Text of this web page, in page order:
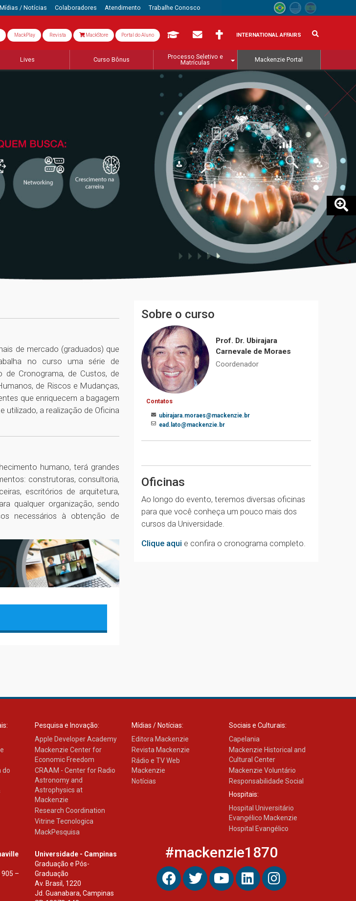
Mídias / Notícias Colaboradores Atendimento Trabalhe Conosco
MackPlay Revista MackStore Portal do Aluno INTERNATIONAL AFFAIRS
Lives Curso Bônus
Processo Seletivo e
Matrículas
Mackenzie Portal
de mercado (graduados) que
no curso uma série de
Cronograma, de Custos, de
de Riscos e Mudanças,
que enriquecem a bagagem
utilizado, a realização de Oficina
humano, terá grandes
construtoras, consultoria,
escritórios de arquitetura,
qualquer organização, sendo
necessários à obtenção de
Sobre o curso
Prof. Dr. Ubirajara
Carnevale de Moraes
Coordenador
Contatos
ubirajara.moraes@mackenzie.br
ead.lato@mackenzie.br
Oficinas
Ao longo do evento, teremos diversas oficinas
para que você conheça um pouco mais dos
cursos da Universidade.
Clique aqui e confira o cronograma completo.
do
Pesquisa e Inovação:
Apple Developer Academy
Mackenzie Center for
Economic Freedom
CRAAM - Center for Radio
Astronomy and
Astrophysics at
Mackenzie
Research Coordination
Vitrine Tecnologica
MackPesquisa
Mídias / Notícias:
Editora Mackenzie
Revista Mackenzie
Rádio e TV Web
Mackenzie
Notícias
Sociais e Culturais:
Capelania
Mackenzie Historical and
Cultural Center
Mackenzie Voluntário
Responsabilidade Social
Hospitais:
Hospital Universitário
Evangélico Mackenzie
Hospital Evangélico
–
Universidade - Campinas
Graduação e Pós-
Graduação
Av. Brasil, 1220
Jd. Guanabara, Campinas
#mackenzie1870